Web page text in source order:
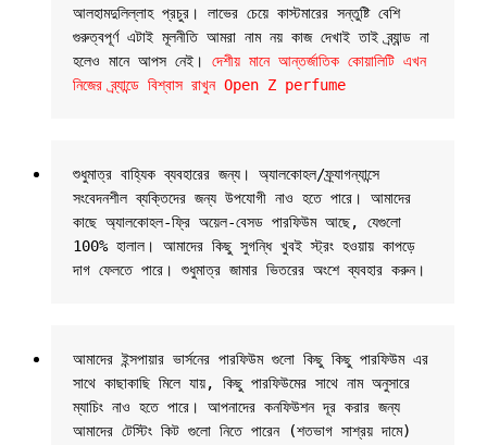
আলহামদুলিল্লাহ প্রচুর। লাভের চেয়ে কাস্টমারের সন্তুষ্টি বেশি
গুরুত্বপূর্ণ এটাই মূলনীতি আমরা নাম নয় কাজ দেখাই তাই ব্র্যান্ড না
হলেও মানে আপস নেই। দেশীয় মানে আন্তর্জাতিক কোয়ালিটি এখন
নিজের ব্র্যান্ডে বিশ্বাস রাখুন Open Z perfume
শুধুমাত্র বাহ্যিক ব্যবহারের জন্য। অ্যালকোহল/ফ্র্যাগন্যান্সে
সংবেদনশীল ব্যক্তিদের জন্য উপযোগী নাও হতে পারে। আমাদের
কাছে অ্যালকোহল-ফ্রি অয়েল-বেসড পারফিউম আছে, যেগুলো
100% হালাল। আমাদের কিছু সুগন্ধি খুবই স্ট্রং হওয়ায় কাপড়ে
দাগ ফেলতে পারে। শুধুমাত্র জামার ভিতরের অংশে ব্যবহার করুন।
আমাদের ইন্সপায়ার ভার্সনের পারফিউম গুলো কিছু কিছু পারফিউম এর
সাথে কাছাকাছি মিলে যায়, কিছু পারফিউমের সাথে নাম অনুসারে
ম্যাচিং নাও হতে পারে। আপনাদের কনফিউশন দূর করার জন্য